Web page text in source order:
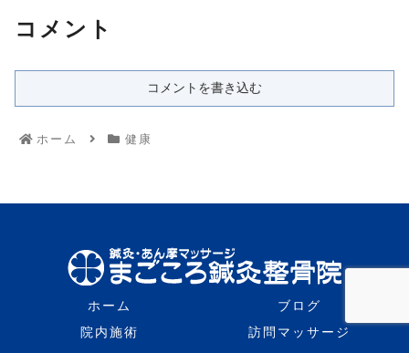
コメント
コメントを書き込む
ホーム 健康
ホーム
ブログ
院内施術
訪問マッサージ